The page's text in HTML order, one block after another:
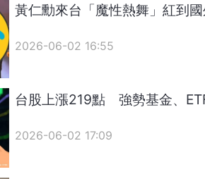
黃仁勳來台「魔性熱舞」紅到
2026-06-02 16:55
台股上漲219點 強勢基金、
2026-06-02 17:09